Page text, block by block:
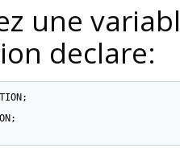
une
declare: